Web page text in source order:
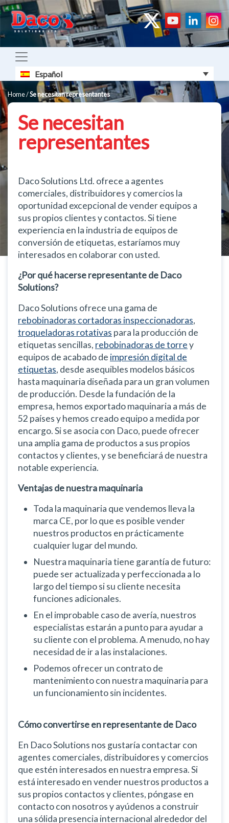
Español
Home/Se necesitan representantes
Se necesitan
representantes
Daco Solutions Ltd. ofrece a agentes
comerciales, distribuidores y comercios la
oportunidad excepcional de vender equipos a
sus propios clientes y contactos. Si tiene
experiencia en la industria de equipos de
conversión de etiquetas, estaríamos muy
interesados en colaborar con usted.
¿Por qué hacerse representante de Daco
Solutions?
Daco Solutions ofrece una gama de
rebobinadoras cortadoras inspeccionadoras,
troqueladoras rotativas para la producción de
etiquetas sencillas, rebobinadoras de torrey
equipos de acabado de impresión digital de
etiquetas, desde asequibles modelos básicos
hasta maquinaria diseñada para un gran volumen
de producción. Desde la fundación de la
empresa, hemos exportado maquinaria a más de
52 países y hemos creado equipo a medida por
encargo. Si se asocia con Daco, puede ofrecer
una amplia gama de productos a sus propios
contactos y clientes, y se beneficiará de nuestra
notable experiencia.
Ventajas de nuestra maquinaria
Toda la maquinaria que vendemos lleva la
marca CE, por lo que es posible vender
nuestros productos en prácticamente
cualquier lugar del mundo.
Nuestra maquinaria tiene garantía de futuro:
puede ser actualizada y perfeccionada a lo
largo del tiempo si su cliente necesita
funciones adicionales.
En el improbable caso de avería, nuestros
especialistas estarán a punto para ayudar a
su cliente con el problema. A menudo, no hay
necesidad de ir a las instalaciones.
Podemos ofrecer un contrato de
mantenimiento con nuestra maquinaria para
un funcionamiento sin incidentes.
Cómo convertirse en representante de Daco
En Daco Solutions nos gustaría contactar con
agentes comerciales, distribuidores y comercios
que estén interesados en nuestra empresa. Si
está interesado en vender nuestros productos a
sus propios contactos y clientes, póngase en
contacto con nosotros y ayúdenos a construir
una sólida presencia internacional alrededor del